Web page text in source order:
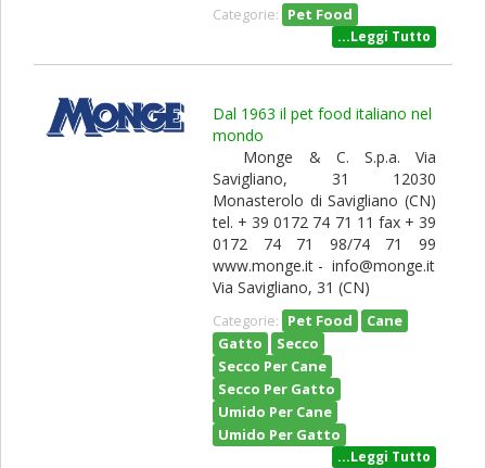
Categorie: Pet Food
...Leggi Tutto
Dal 1963 il pet food italiano nel
mondo
Monge & C. S.p.a. Via
Savigliano, 31 12030
Monasterolo di Savigliano (CN)
tel. + 39 0172 74 71 11 fax + 39
0172 74 71 98/74 71 99
www.monge.it - info@monge.it
Via Savigliano, 31 (CN)
Categorie: Pet Food
Cane
Gatto
Secco
Secco Per Cane
Secco Per Gatto
Umido Per Cane
Umido Per Gatto
...Leggi Tutto